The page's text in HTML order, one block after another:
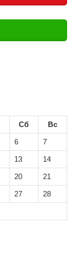
Сб Вс
6 7
13 14
20 21
27 28